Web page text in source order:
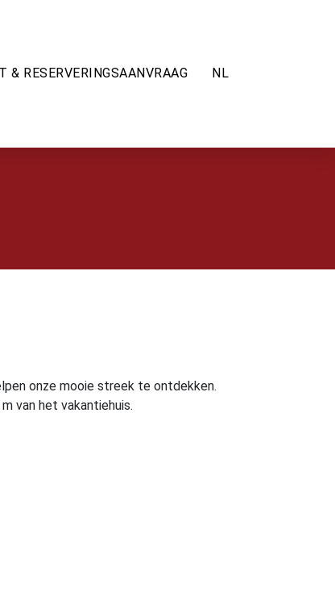
& RESERVERINGSAANVRAAG
NL
onze mooie streek te ontdekken.
van het vakantiehuis.